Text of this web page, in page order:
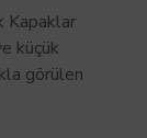
Kapaklar
küçük
görülen